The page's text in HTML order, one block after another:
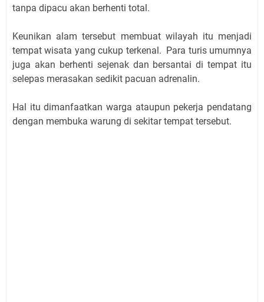
tanpa dipacu akan berhenti total.
Keunikan alam tersebut membuat wilayah itu menjadi
tempat wisata yang cukup terkenal. Para turis umumnya
juga akan berhenti sejenak dan bersantai di tempat itu
selepas merasakan sedikit pacuan adrenalin.
Hal itu dimanfaatkan warga ataupun pekerja pendatang
dengan membuka warung di sekitar tempat tersebut.